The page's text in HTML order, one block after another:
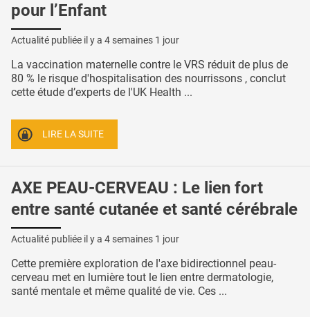
pour l’Enfant
Actualité publiée il y a 4 semaines 1 jour
La vaccination maternelle contre le VRS réduit de plus de
80 % le risque d'hospitalisation des nourrissons , conclut
cette étude d’experts de l'UK Health ...
LIRE LA SUITE
AXE PEAU-CERVEAU : Le lien fort
entre santé cutanée et santé cérébrale
Actualité publiée il y a 4 semaines 1 jour
Cette première exploration de l'axe bidirectionnel peau-
cerveau met en lumière tout le lien entre dermatologie,
santé mentale et même qualité de vie. Ces ...